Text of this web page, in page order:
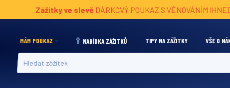
Zážitky ve slevě DÁRKOVÝ POUKAZ S VĚNOVÁNÍM
MÁM POUKAZ NABÍDKA ZÁŽITKŮ TIPY NA ZÁŽITKY VŠE O
Hledat zážitek